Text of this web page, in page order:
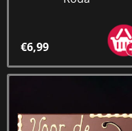
€6,99